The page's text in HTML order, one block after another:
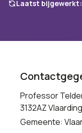
Laatst bijgewerkt:
Professor
3132AZ
Gemeente: